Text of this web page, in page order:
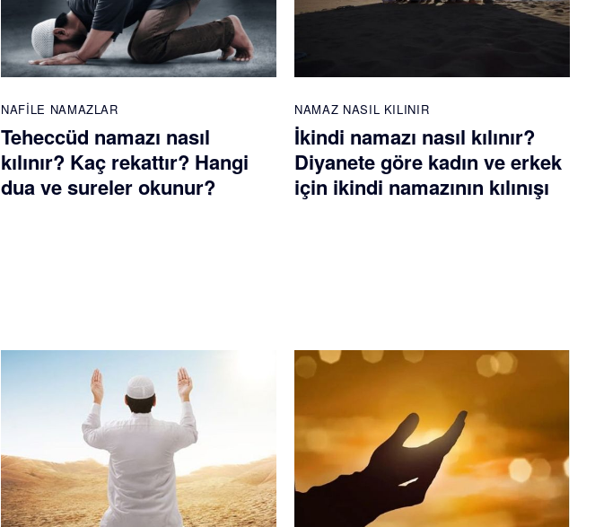
NAFILE NAMAZLAR
Teheccüd namazı nasıl
kılınır? Kaç rekattır? Hangi
dua ve sureler okunur?
NAMAZ NASIL KILINIR
İkindi namazı nasıl kılınır?
Diyanete göre kadın ve erkek
için ikindi namazının kılınışı